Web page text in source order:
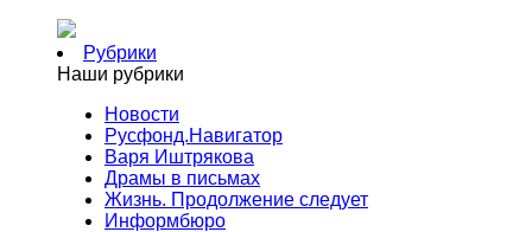
Рубрики
Наши рубрики
Новости
Русфонд.Навигатор
Варя Иштрякова
Драмы в письмах
Жизнь. Продолжение следует
Информбюро